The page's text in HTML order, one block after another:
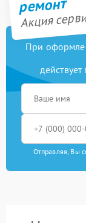
ремонт
Акция
При
Отправляя, Вы